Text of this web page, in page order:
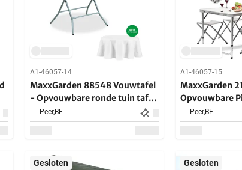
A1-46057-14
MaxxGarden 88548 Vouwtafel
- Opvouwbare ronde tuin tafel
- 60x74 cm - 2 stuk
Peer,BE
A1-46057-15
MaxxGarden
Opvouwbare
120x70cm
Peer,BE
Gesloten Gesloten